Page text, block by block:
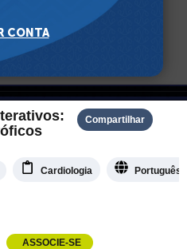
Compartilhar
Cardiologia Português
ASSOCIE-SE